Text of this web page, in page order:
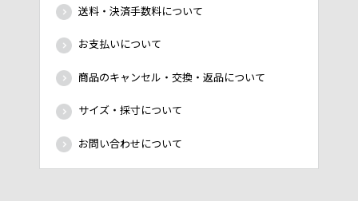
送料・決済手数料について
お支払いについて
商品のキャンセル・交換・返品について
サイズ・採寸について
お問い合わせについて